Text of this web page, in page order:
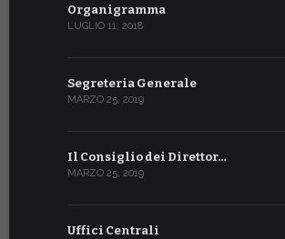
Organigramma
LUGLIO 11, 2018
Segreteria Generale
MARZO 25, 2019
Il Consiglio dei Direttor…
MARZO 25, 2019
Uffici Centrali